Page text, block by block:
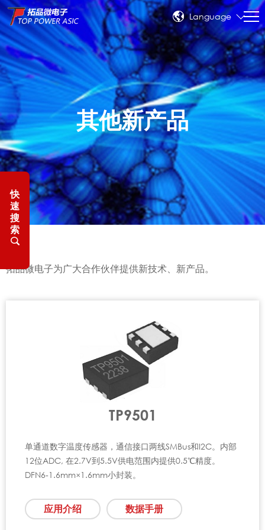
Language
快
速
搜
索
其他新产品
拓品微电子为广大合作伙伴提供新技术、新产品。
TP9501
单通道数字温度传感器，通信接口两线SMBus和I2C。内部
12位ADC, 在2.7V到5.5V供电范围内提供0.5℃精度。
DFN6-1.6mm×1.6mm小封装。
应用介绍 数据手册